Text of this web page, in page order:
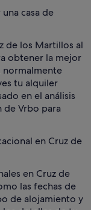
casa de
de los Martillos al
obtener la mejor
normalmente
tu alquiler
en el análisis
de Vrbo para
en Cruz de
en Cruz de
las fechas de
de alojamiento y